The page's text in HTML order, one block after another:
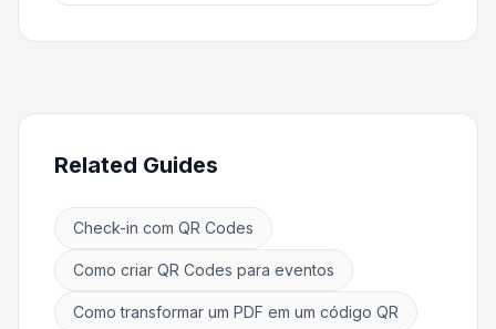
Related Guides
Check-in com QR Codes
Como criar QR Codes para eventos
Como transformar um PDF em um código QR